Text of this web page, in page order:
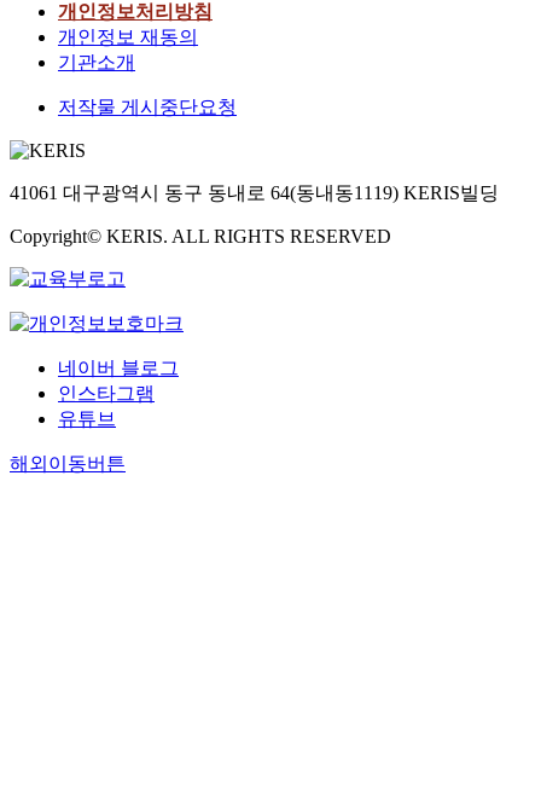
개인정보처리방침
개인정보 재동의
기관소개
저작물 게시중단요청
41061 대구광역시 동구 동내로 64(동내동1119) KERIS빌딩
Copyright© KERIS. ALL RIGHTS RESERVED
네이버 블로그
인스타그램
유튜브
해외이동버튼